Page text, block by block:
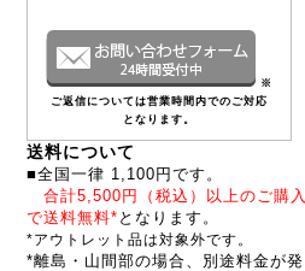
※
ご返信については営業時間内でのご対応
となります。
送料について
■全国一律 1,100円です。
合計5,500円（税込）以上のご購入
で送料無料* となります。
*アウトレット品は対象外です。
*離島・山間部の場合、別途料金が発